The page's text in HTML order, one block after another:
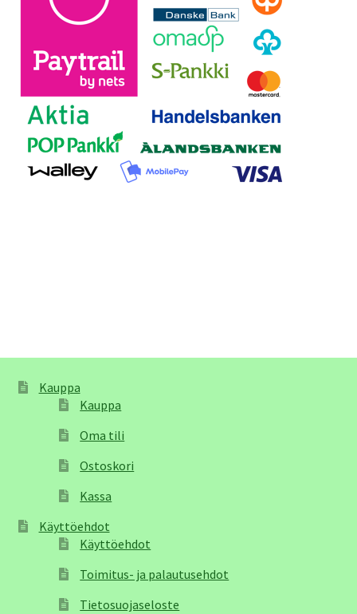
Kauppa
Kauppa
Oma tili
Ostoskori
Kassa
Käyttöehdot
Käyttöehdot
Toimitus- ja palautusehdot
Tietosuojaseloste